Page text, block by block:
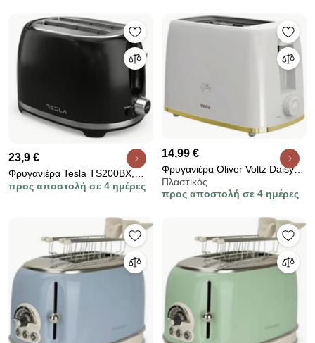
23,9 €
Φρυγανιέρα Tesla TS200BX,
850W, 7 Ρυθμίσεις θερμοστάτη,
Αυτόματο κεντράρισμα,
Απόψυξη, Μαύρο χρώμα
προς αποστολή σε 4 ημέρες
14,99 €
Φρυγανιέρα Oliver Voltz Daisy
OV51440W, 700W, 2 φέτες, 6
επίπεδα, κινητή θήκη για
Πλαστικός
προς αποστολή σε 4 ημέρες